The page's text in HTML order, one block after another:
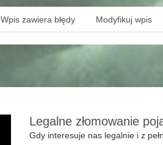
Wpis zawiera błędy Modyfikuj wpis
Legalne złomowanie
Gdy interesuje nas legalnie i z